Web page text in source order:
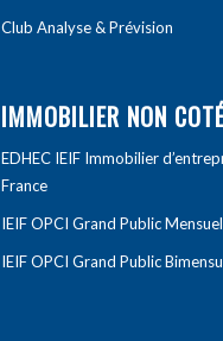
Club Analyse & Prévision
IMMOBILIER NON
EDHEC IEIF Immobilier
France
IEIF OPCI Grand Public Mensuel
IEIF OPCI Grand Public